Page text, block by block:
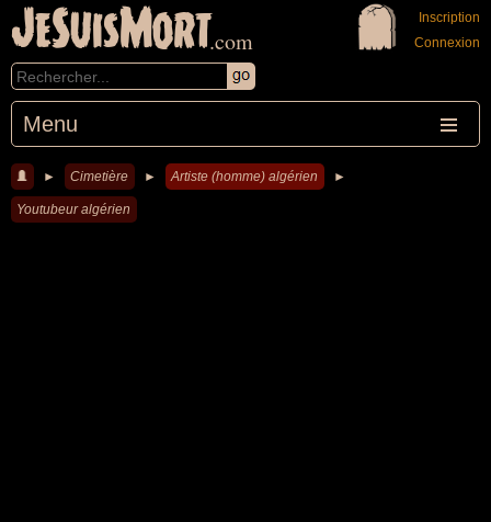
JeSuisMort.com
Menu
Inscription
Connexion
► Cimetière ► Artiste (homme) algérien ►
Youtubeur algérien